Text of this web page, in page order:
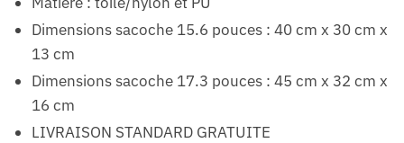
Dimensions sacoche 15.6 pouces : 40 cm x 30 cm x
13 cm
Dimensions sacoche 17.3 pouces : 45 cm x 32 cm x
16 cm
LIVRAISON STANDARD GRATUITE